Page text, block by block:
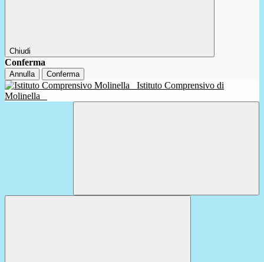
Chiudi
Conferma
Annulla Conferma
Istituto Comprensivo di
Molinella